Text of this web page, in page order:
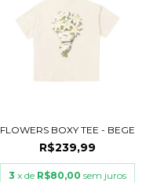
FLOWERS BOXY TEE - BEGE
R$239,99
3 x de R$80,00 sem juros